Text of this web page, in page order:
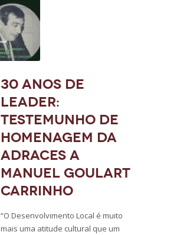
30 anos de
LEADER:
Testemunho de
homenagem da
ADRACES a
Manuel Goulart
Carrinho
“O Desenvolvimento Local é muito
mais uma atitude cultural que um